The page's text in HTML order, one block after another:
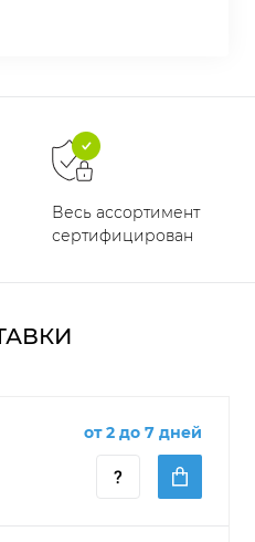
Весь ассортимент
сертифицирован
от 2 до 7 дней